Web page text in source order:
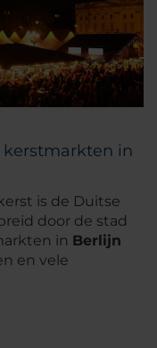
kerstmarkten in
is de Duitse
door de stad
in Berlijn
en vele